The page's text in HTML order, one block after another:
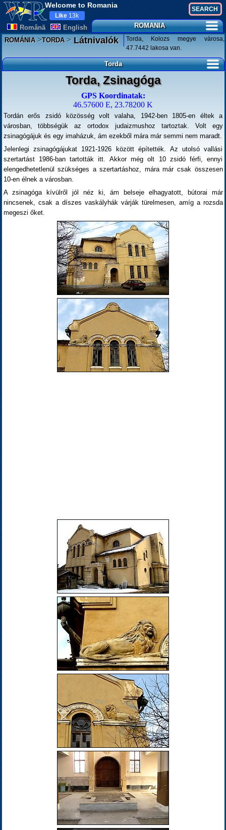
Welcome to Romania
Românã English
Like 13k
ROMANIA
ROMÁNIA>TORDA>Látnivalók
Torda, Kolozs megye városa,
47.7442 lakosa van.
Torda
Torda, Zsinagóga
GPS Koordinatak:
46.57600 E, 23.78200 K
Tordán erős zsidó közösség volt valaha, 1942-ben 1805-en éltek a
városban, többségük az ortodox judaizmushoz tartoztak. Volt egy
zsinagógájuk és egy imaházuk, ám ezekből mára már semmi nem maradt.
Jelenlegi zsinagógájukat 1921-1926 között építették. Az utolsó vallási
szertartást 1986-ban tartották itt. Akkor még olt 10 zsidó férfi, ennyi
elengedhetetlenül szükséges a szertartáshoz, mára már csak összesen
10-en élnek a városban.
A zsinagóga kívülről jól néz ki, ám belseje elhagyatott, bútorai már
nincsenek, csak a díszes vaskályhák várják türelmesen, amíg a rozsda
megeszi őket.